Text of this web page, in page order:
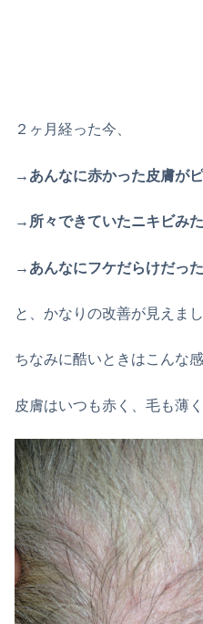
２ヶ月経った今、
→あんなに赤かった皮膚が
→所々できていたニキビみ
→あんなにフケだらけだっ
と、かなりの改善が見えまし
ちなみに酷いときはこんな感
皮膚はいつも赤く、毛も薄